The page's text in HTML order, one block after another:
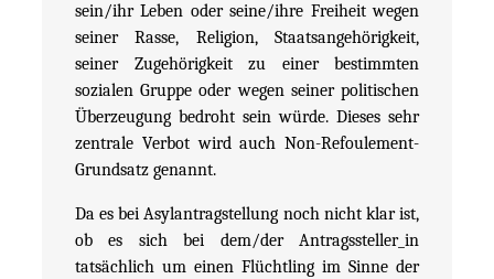
sein/ihr Leben oder seine/ihre Freiheit wegen
seiner Rasse, Religion, Staatsangehörigkeit,
seiner Zugehörigkeit zu einer bestimmten
sozialen Gruppe oder wegen seiner politischen
Überzeugung bedroht sein würde. Dieses sehr
zentrale Verbot wird auch Non-Refoulement-
Grundsatz genannt.
Da es bei Asylantragstellung noch nicht klar ist,
ob es sich bei dem/der Antragssteller_in
tatsächlich um einen Flüchtling im Sinne der